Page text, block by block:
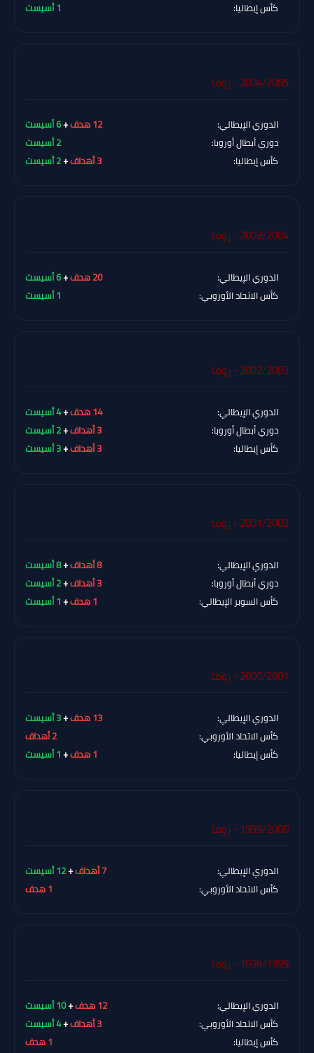
كأس إيطاليا:
2004/2005 - روما
الدوري الإيطالي: +6 أسيست
دوري أبطال أوروبا:
كأس إيطاليا:
+2 أسيست
2003/2004 - روما
الدوري الإيطالي: +6 أسيست
كأس الاتحاد الأوروبي:
2002/2003 - روما
الدوري الإيطالي: +4 أسيست
دوري أبطال أوروبا:
+2 أسيست
كأس إيطاليا:
+3 أسيست
2001/2002 - روما
الدوري الإيطالي: +8 أسيست
دوري أبطال أوروبا:
+2 أسيست
كأس السوبر الإيطالي:
+1 أسيست
2000/2001 - روما
الدوري الإيطالي: +3 أسيست
كأس الاتحاد الأوروبي:
كأس إيطاليا:
+1 أسيست
1999/2000 - روما
الدوري الإيطالي: +12 أسيست
كأس الاتحاد الأوروبي:
1998/1999 - روما
الدوري الإيطالي: +10 أسيست
كأس الاتحاد الأوروبي:
+4 أسيست
كأس إيطاليا: